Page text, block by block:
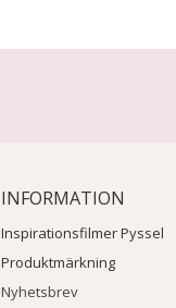
INFORMATION
Inspirationsfilmer Pyssel
Produktmärkning
Nyhetsbrev